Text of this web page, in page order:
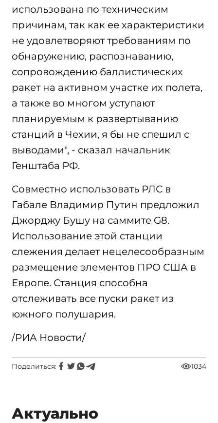
использована по техническим
причинам, так как ее характеристики
не удовлетворяют требованиям по
обнаружению, распознаванию,
сопровождению баллистических
ракет на активном участке их полета,
а также во многом уступают
планируемым к развертыванию
станций в Чехии, я бы не спешил с
выводами", - сказал начальник
Генштаба РФ.
Совместно использовать РЛС в
Габале Владимир Путин предложил
Джорджу Бушу на саммите G8.
Использование этой станции
слежения делает нецелесообразным
размещение элементов ПРО США в
Европе. Станция способна
отслеживать все пуски ракет из
южного полушария.
/РИА Новости/
Поделиться: 1034
Актуально